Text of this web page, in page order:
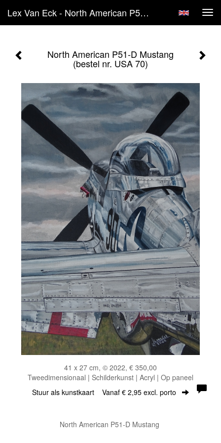
Lex Van Eck - North American P51-D Mustang (bestel Nr. USA 70)
North American P51-D Mustang
(bestel nr. USA 70)
41 x 27 cm, © 2022, € 350,00
Tweedimensionaal | Schilderkunst | Acryl | Op paneel
Stuur als kunstkaart Vanaf € 2,95 excl. porto
North American P51-D Mustang